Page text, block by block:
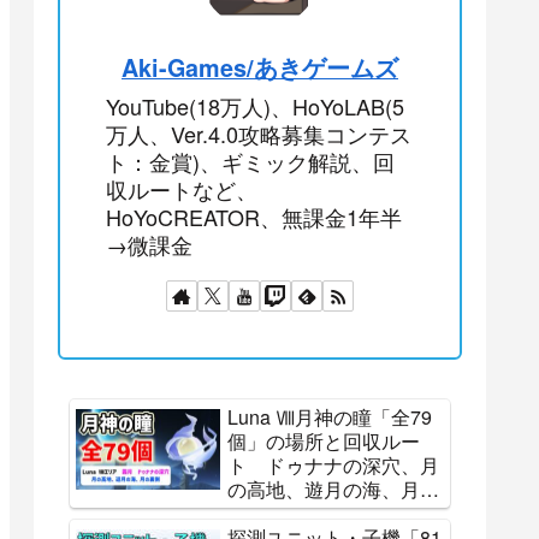
Aki-Games/あきゲームズ
YouTube(18万人)、HoYoLAB(5
万人、Ver.4.0攻略募集コンテス
ト：金賞)、ギミック解説、回
収ルートなど、
HoYoCREATOR、無課金1年半
→微課金
Luna Ⅷ月神の瞳「全79
個」の場所と回収ルー
ト ドゥナナの深穴、月
の高地、遊月の海、月の
裏側 霜月 全回収 ナ